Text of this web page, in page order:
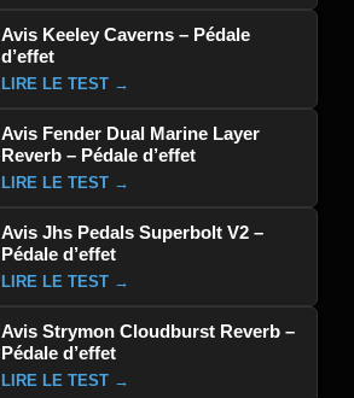
Avis Keeley Caverns – Pédale
d’effet
LIRE LE TEST →
Avis Fender Dual Marine Layer
Reverb – Pédale d’effet
LIRE LE TEST →
Avis Jhs Pedals Superbolt V2 –
Pédale d’effet
LIRE LE TEST →
Avis Strymon Cloudburst Reverb –
Pédale d’effet
LIRE LE TEST →